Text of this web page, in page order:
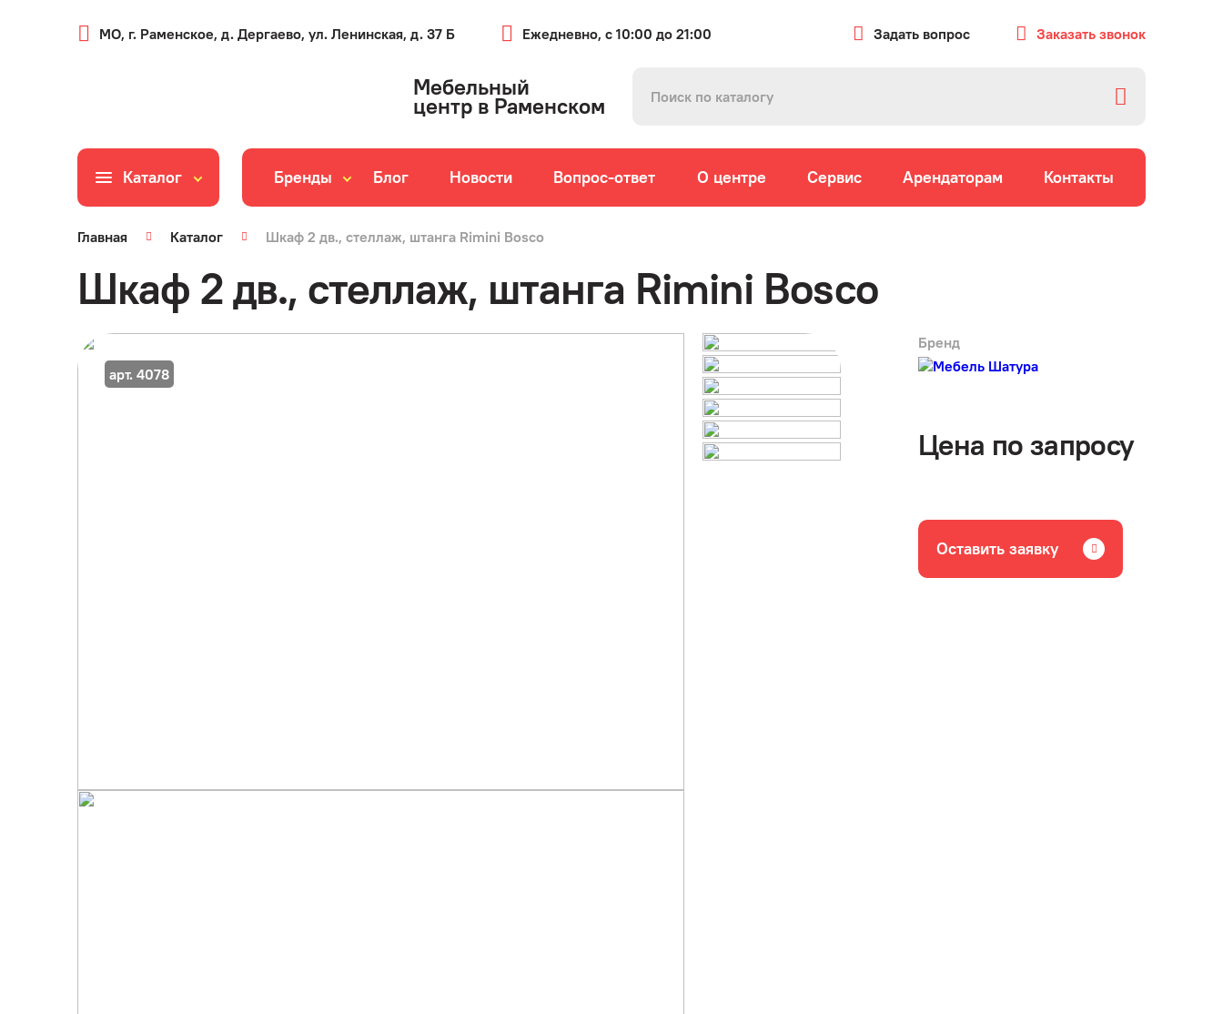
МО, г. Раменское, д. Дергаево, ул. Ленинская, д. 37 Б Ежедневно, с 10:00 до 21:00 Задать вопрос Заказать звонок
Мебельный
центр в Раменском
Каталог Бренды Блог Новости Вопрос-ответ О центре Сервис Арендаторам Контакты
Главная Каталог Шкаф 2 дв., стеллаж, штанга Rimini Bosco
Шкаф 2 дв., стеллаж, штанга Rimini Bosco
арт. 4078
Бренд
Цена по запросу
Оставить заявку